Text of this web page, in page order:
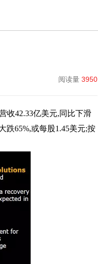
阅读量 3950
收42.33亿美元,同比下滑
跌65%,或每股1.45美元;按